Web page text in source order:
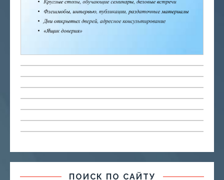
ПОИСК ПО САЙТУ